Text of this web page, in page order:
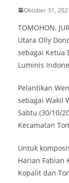
Oktober 31,
TOMOHON,
Utara Olly
sebagai Ketua
Luminis
Pelantikan
sebagai Wakil
Sabtu (30/10/
Kecamatan
Untuk
Harian Fabian
Kopalit dan